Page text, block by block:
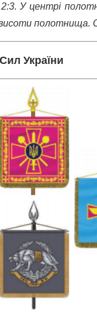
2:3. У центрі
полотнища.
України